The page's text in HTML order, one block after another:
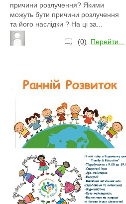
причини розлучення? Якими
можуть бути причини розлучення
та його наслідки ? На ці за...
(0) Перейти...